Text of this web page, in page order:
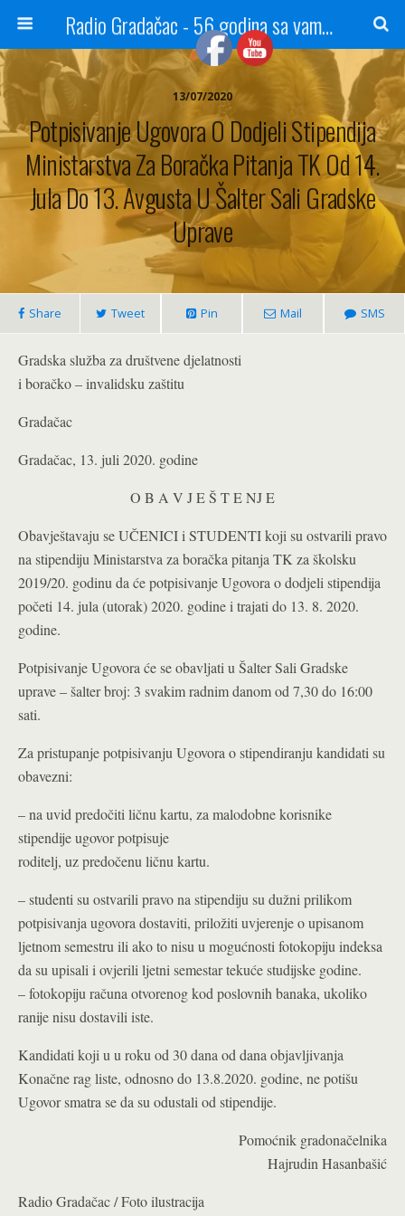
Radio Gradačac - 56 godina sa vama...
13/07/2020
Potpisivanje Ugovora O Dodjeli Stipendija
Ministarstva Za Boračka Pitanja TK Od 14.
Jula Do 13. Avgusta U Šalter Sali Gradske
Uprave
Share Tweet Pin Mail SMS
Gradska služba za društvene djelatnosti
i boračko – invalidsku zaštitu
Gradačac
Gradačac, 13. juli 2020. godine
O B A V J E Š T E NJ E
Obavještavaju se UČENICI i STUDENTI koji su ostvarili pravo
na stipendiju Ministarstva za boračka pitanja TK za školsku
2019/20. godinu da će potpisivanje Ugovora o dodjeli stipendija
početi 14. jula (utorak) 2020. godine i trajati do 13. 8. 2020.
godine.
Potpisivanje Ugovora će se obavljati u Šalter Sali Gradske
uprave – šalter broj: 3 svakim radnim danom od 7,30 do 16:00
sati.
Za pristupanje potpisivanju Ugovora o stipendiranju kandidati su
obavezni:
– na uvid predočiti ličnu kartu, za malodobne korisnike
stipendije ugovor potpisuje
roditelj, uz predočenu ličnu kartu.
– studenti su ostvarili pravo na stipendiju su dužni prilikom
potpisivanja ugovora dostaviti, priložiti uvjerenje o upisanom
ljetnom semestru ili ako to nisu u mogućnosti fotokopiju indeksa
da su upisali i ovjerili ljetni semestar tekuće studijske godine.
– fotokopiju računa otvorenog kod poslovnih banaka, ukoliko
ranije nisu dostavili iste.
Kandidati koji u u roku od 30 dana od dana objavljivanja
Konačne rag liste, odnosno do 13.8.2020. godine, ne potišu
Ugovor smatra se da su odustali od stipendije.
Pomoćnik gradonačelnika
Hajrudin Hasanbašić
Radio Gradačac / Foto ilustracija